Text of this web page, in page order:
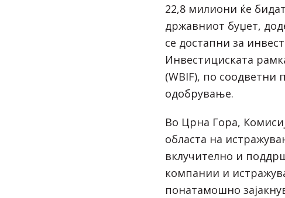
22,8 милиони ќе
државниот буџет,
се достапни за
Инвестициската
(WBIF), по соодветни
одобрување.
Во Црна Гора,
областа на
вклучително и
компании и
понатамошно